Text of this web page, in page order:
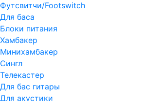
Футсвитчи/Footswitch
Для баса
Блоки питания
Хамбакер
Минихамбакер
Сингл
Телекастер
Для бас гитары
Для акустики